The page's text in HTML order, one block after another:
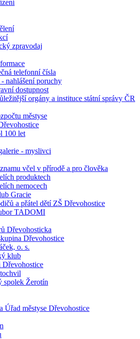
zpravodaj
telefonní čísla
nahlášení poruchy
dostupnost
orgány a instituce státní správy ČR
městyse
100 let
- myslivci
včel v přírodě a pro člověka
produktech
nemocech
Gracie
a přátel dětí ZŠ Dřevohostice
TADOMI
Dřevohosticka
Dřevohostice
o. s.
klub
spolek Žerotín
Úřad městyse Dřevohostice